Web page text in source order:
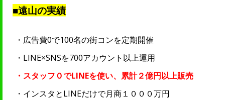
■遠山の実績
・広告費0で100名の街コンを定期開催
・LINE×SNSを700アカウント以上運用
・スタッフ０でLINEを使い、累計２億円以上販売
・インスタとLINEだけで月商１０００万円